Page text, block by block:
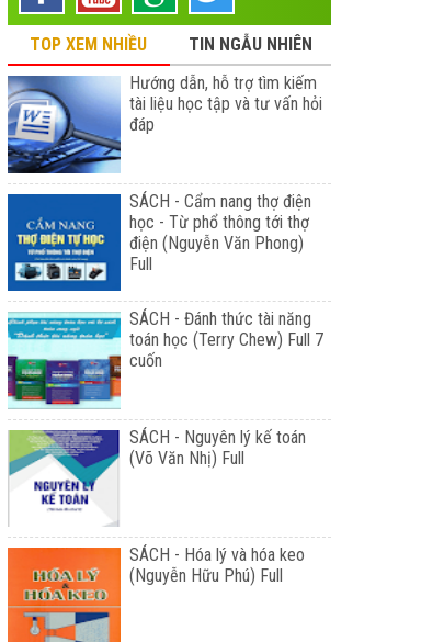
TOP XEM NHIỀU
TIN NGẪU NHIÊN
Hướng dẫn, hỗ trợ tìm kiếm
tài liệu học tập và tư vấn hỏi
đáp
SÁCH - Cẩm nang thợ điện
học - Từ phổ thông tới thợ
điện (Nguyễn Văn Phong)
Full
SÁCH - Đánh thức tài năng
toán học (Terry Chew) Full 7
cuốn
SÁCH - Nguyên lý kế toán
(Võ Văn Nhị) Full
SÁCH - Hóa lý và hóa keo
(Nguyễn Hữu Phú) Full